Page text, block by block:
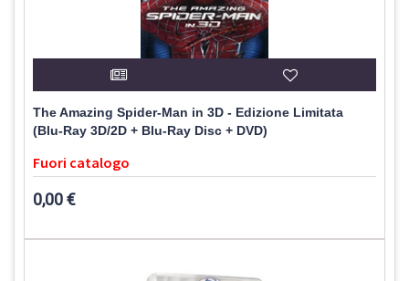
The Amazing Spider-Man in 3D - Edizione Limitata
(Blu-Ray 3D/2D + Blu-Ray Disc + DVD)
Fuori catalogo
0,00 €